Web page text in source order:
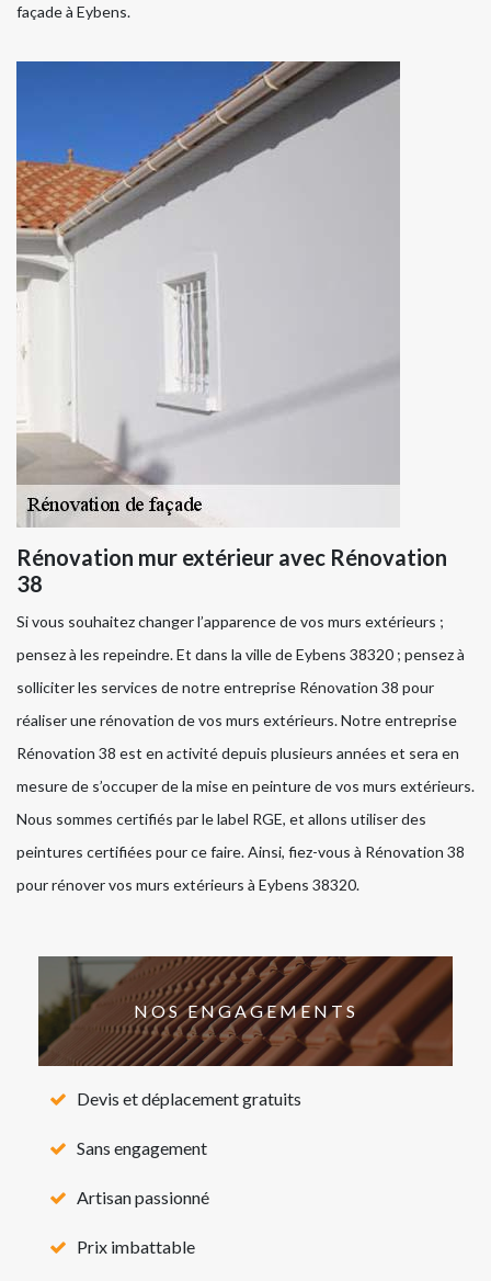
façade à Eybens.
Rénovation mur extérieur avec Rénovation
38
Si vous souhaitez changer l’apparence de vos murs extérieurs ;
pensez à les repeindre. Et dans la ville de Eybens 38320 ; pensez à
solliciter les services de notre entreprise Rénovation 38 pour
réaliser une rénovation de vos murs extérieurs. Notre entreprise
Rénovation 38 est en activité depuis plusieurs années et sera en
mesure de s’occuper de la mise en peinture de vos murs extérieurs.
Nous sommes certifiés par le label RGE, et allons utiliser des
peintures certifiées pour ce faire. Ainsi, fiez-vous à Rénovation 38
pour rénover vos murs extérieurs à Eybens 38320.
NOS ENGAGEMENTS
Devis et déplacement gratuits
Sans engagement
Artisan passionné
Prix imbattable